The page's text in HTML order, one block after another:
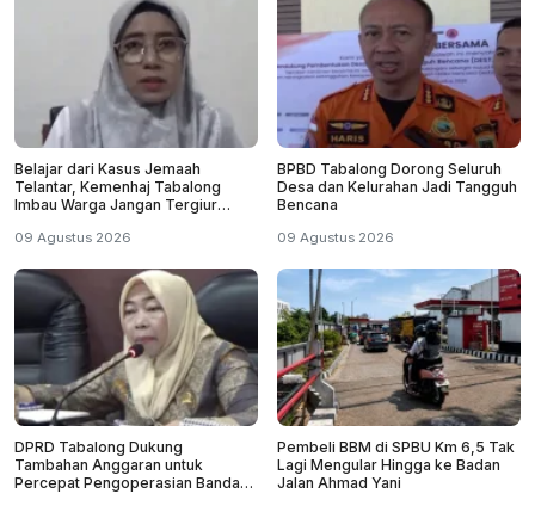
Belajar dari Kasus Jemaah
Telantar, Kemenhaj Tabalong
Imbau Warga Jangan Tergiur
09 Agustus 2026
BPBD Tabalong Dorong Seluruh
Desa dan Kelurahan Jadi Tangguh
Bencana
09 Agustus 2026
DPRD Tabalong Dukung
Tambahan Anggaran untuk
Percepat Pengoperasian Bandara
Pembeli BBM di SPBU Km 6,5 Tak
Lagi Mengular Hingga ke Badan
Jalan Ahmad Yani